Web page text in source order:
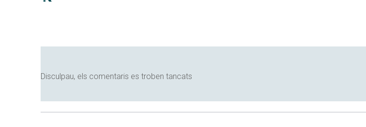
Disculpau, els comentaris es troben tancats